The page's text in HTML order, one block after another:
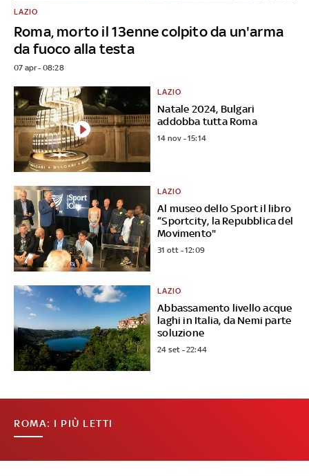
Roma, morto il 13enne colpito da un'arma
da fuoco alla testa
LAZIO
07 apr - 08:28
Natale 2024, Bulgari
addobba tutta Roma
LAZIO
14 nov - 15:14
Al museo dello Sport il libro
“Sportcity, la Repubblica del
Movimento"
LAZIO
31 ott - 12:09
Abbassamento livello acque
laghi in Italia, da Nemi parte
soluzione
LAZIO
24 set - 22:44
ROMA: I PIÙ LETTI